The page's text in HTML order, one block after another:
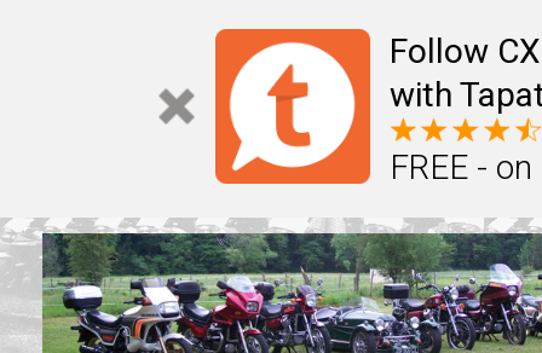
Follow
with
FREE -